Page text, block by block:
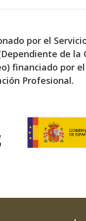
por el
de la
financiado por
Profesional.